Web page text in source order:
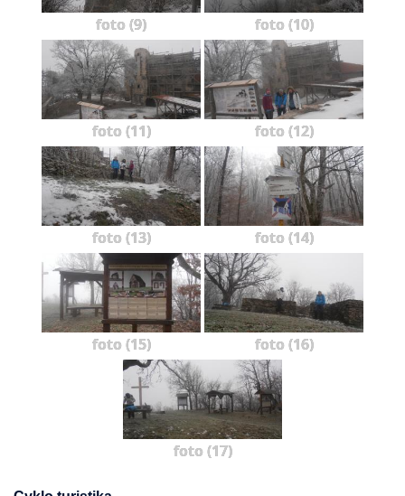
foto (9) foto (10)
foto (11) foto (12)
foto (13) foto (14)
foto (15) foto (16)
foto (17)